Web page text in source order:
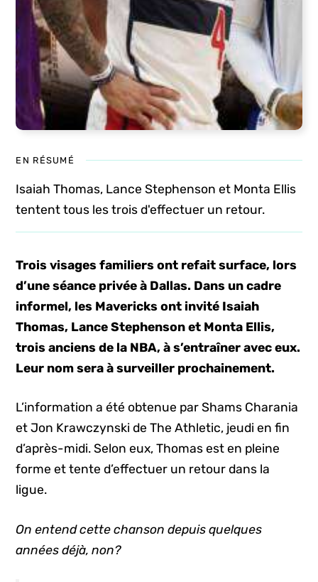
EN RÉSUMÉ
Isaiah Thomas, Lance Stephenson et Monta Ellis
tentent tous les trois d'effectuer un retour.
Trois visages familiers ont refait surface, lors
d’une séance privée à Dallas. Dans un cadre
informel, les Mavericks ont invité Isaiah
Thomas, Lance Stephenson et Monta Ellis,
trois anciens de la NBA, à s’entraîner avec eux.
Leur nom sera à surveiller prochainement.
L’information a été obtenue par Shams Charania
et Jon Krawczynski de The Athletic, jeudi en fin
d’après-midi. Selon eux, Thomas est en pleine
forme et tente d’effectuer un retour dans la
ligue.
On entend cette chanson depuis quelques
années déjà, non?